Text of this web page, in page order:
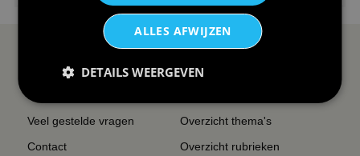
Veel gestelde vragen
Contact
Overzicht thema's
Overzicht rubrieken
ALLES AFWIJZEN
DETAILS WEERGEVEN